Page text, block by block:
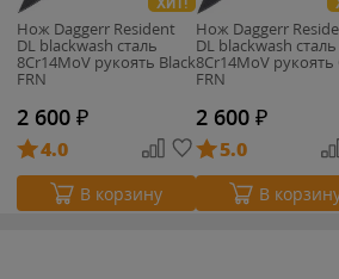
ХИТ!
Нож Daggerr Resident
DL blackwash сталь
8Cr14MoV рукоять Black
FRN
2 600 ₽
4.0
В корзину
Нож Daggerr
DL blackwash сталь
8Cr14MoV рукоять
FRN
2 600 ₽
5.0
В